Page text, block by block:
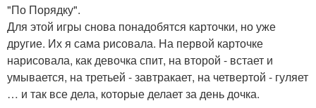
"По Порядку".
Для этой игры снова понадобятся карточки, но уже
другие. Их я сама рисовала. На первой карточке
нарисовала, как девочка спит, на второй - встает и
умывается, на третьей - завтракает, на четвертой - гуляет
… и так все дела, которые делает за день дочка.